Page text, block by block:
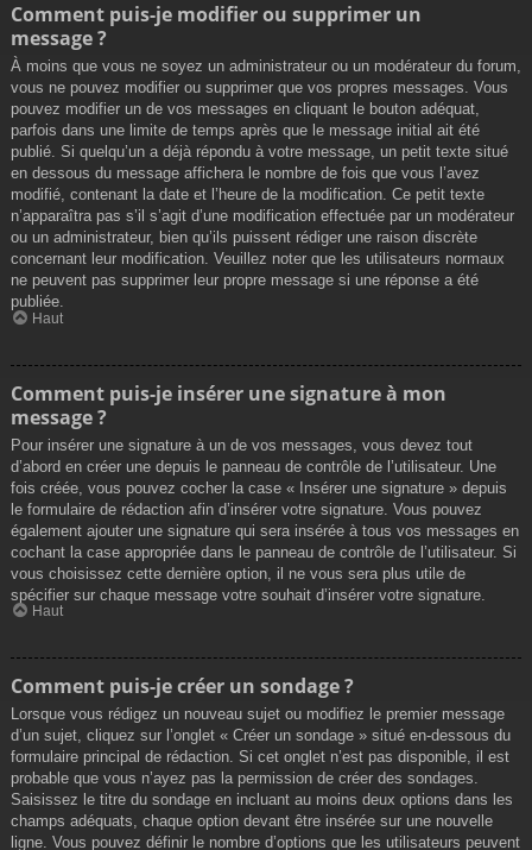
Comment puis-je modifier ou supprimer un
message ?
À moins que vous ne soyez un administrateur ou un modérateur du forum,
vous ne pouvez modifier ou supprimer que vos propres messages. Vous
pouvez modifier un de vos messages en cliquant le bouton adéquat,
parfois dans une limite de temps après que le message initial ait été
publié. Si quelqu’un a déjà répondu à votre message, un petit texte situé
en dessous du message affichera le nombre de fois que vous l’avez
modifié, contenant la date et l’heure de la modification. Ce petit texte
n’apparaîtra pas s’il s’agit d’une modification effectuée par un modérateur
ou un administrateur, bien qu’ils puissent rédiger une raison discrète
concernant leur modification. Veuillez noter que les utilisateurs normaux
ne peuvent pas supprimer leur propre message si une réponse a été
publiée.
Haut
Comment puis-je insérer une signature à mon
message ?
Pour insérer une signature à un de vos messages, vous devez tout
d’abord en créer une depuis le panneau de contrôle de l’utilisateur. Une
fois créée, vous pouvez cocher la case « Insérer une signature » depuis
le formulaire de rédaction afin d’insérer votre signature. Vous pouvez
également ajouter une signature qui sera insérée à tous vos messages en
cochant la case appropriée dans le panneau de contrôle de l’utilisateur. Si
vous choisissez cette dernière option, il ne vous sera plus utile de
spécifier sur chaque message votre souhait d’insérer votre signature.
Haut
Comment puis-je créer un sondage ?
Lorsque vous rédigez un nouveau sujet ou modifiez le premier message
d’un sujet, cliquez sur l’onglet « Créer un sondage » situé en-dessous du
formulaire principal de rédaction. Si cet onglet n’est pas disponible, il est
probable que vous n’ayez pas la permission de créer des sondages.
Saisissez le titre du sondage en incluant au moins deux options dans les
champs adéquats, chaque option devant être insérée sur une nouvelle
ligne. Vous pouvez définir le nombre d’options que les utilisateurs peuvent